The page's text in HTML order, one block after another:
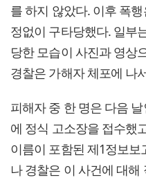
를 하지 않았다. 이후 폭
정없이 구타당했다. 일부
당한 모습이 사진과 영상
경찰은 가해자 체포에 나
피해자 중 한 명은 다음
에 정식 고소장을 접수했
이름이 포함된 제1정보보
나 경찰은 이 사건에 대